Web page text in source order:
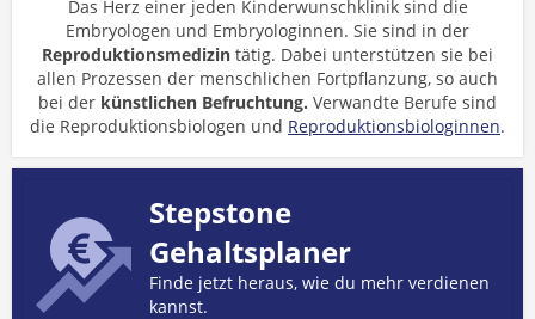
Das Herz einer jeden Kinderwunschklinik sind die
Embryologen und Embryologinnen. Sie sind in der
Reproduktionsmedizin tätig. Dabei unterstützen sie bei
allen Prozessen der menschlichen Fortpflanzung, so auch
bei der künstlichen Befruchtung. Verwandte Berufe sind
die Reproduktionsbiologen und Reproduktionsbiologinnen.
Stepstone
Gehaltsplaner
Finde jetzt heraus, wie du mehr verdienen
kannst.